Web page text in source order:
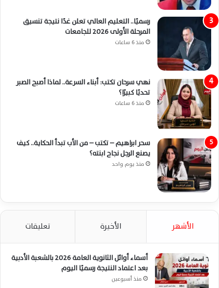
رسميًا.. التعليم العالي تعلن غدًا نتيجة تنسيق
المرحلة الأولى 2026 للجامعات
منذ 6 ساعات
نهي سرحان تكتب: أبناء السرعة.. لماذا أصبح الصبر
تحديًا كبيرًا؟
منذ 6 ساعات
سحر ابراهيم – تكتب – من الأب تبدأ الحكاية.. كيف
يصنع الرجل نجاح ابنته؟
منذ يوم واحد
الأشهر الأخيرة تعليقات
أسماء أوائل الثانوية العامة 2026 بالشعبة الأدبية
بعد اعتماد النتيجة رسميًا اليوم
منذ أسبوعين